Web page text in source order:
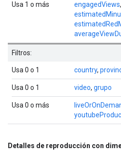
Usa 1 o más engagedViews,
Filtros:
Usa 0 o 1 country,
Usa 0 o 1 video, grupo
Usa 0 o más
Detalles de reproducción con